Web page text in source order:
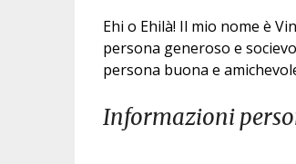
Ehi o Ehilà! Il mio nome è
persona generoso e
persona buona e
Informazioni